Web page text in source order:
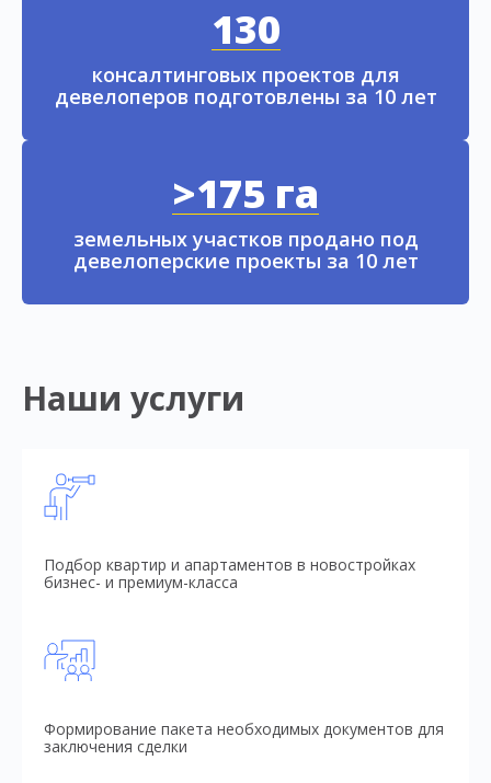
130
консалтинговых проектов для
девелоперов подготовлены за 10 лет
>175 га
земельных участков продано под
девелоперские проекты за 10 лет
Наши услуги
Подбор квартир и апартаментов в новостройках
бизнес- и премиум-класса
Формирование пакета необходимых документов для
заключения сделки